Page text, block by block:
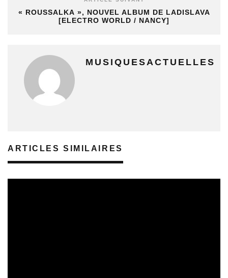
« ROUSSALKA », NOUVEL ALBUM DE LADISLAVA
[ELECTRO WORLD / NANCY]
MUSIQUESACTUELLES
ARTICLES SIMILAIRES